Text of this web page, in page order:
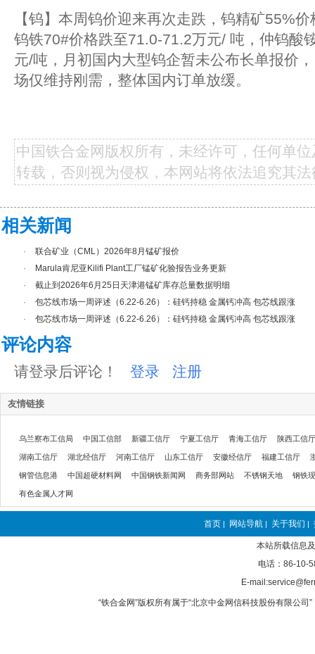
【钨】本周钨价迎来再次走跌，钨精矿55%
钨铁70#价格跌至71.0-71.2万元/ 吨，仲钨酸
元/吨，月初国内大型钨企暂未公布长单报价
场仅维持刚需，整体国内订单放缓。
中国铁合金网版权所有，未经许可，任何单
转载，否则视为侵权，本网站将依法追究其
相关新闻
·
联合矿业（CML）2026年8月锰矿报价
·
Marula肯尼亚Kilifi Plant工厂锰矿化验报告业务更新
·
截止到2026年6月25日天津港锰矿库存总量数据明细
·
包芯线市场一周评述（6.22-6.26）：硅钙持稳 金属钙冲高 包芯线跟涨
·
包芯线市场一周评述（6.22-6.26）：硅钙持稳 金属钙冲高 包芯线跟涨
评论内容
请登录后评论！ 登录 注册
友情链接
乌兰察布工信局 中国工信部 新疆工信厅 宁夏工信厅 青海工信厅 陕西工信厅
湖南工信厅 湖北经信厅 河南工信厅 山东工信厅 安徽经信厅 福建工信厅
钢管信息港 中国超硬材料网 中国钢铁新闻网 商务部网站 不锈钢天地 钢铁
有色金属人才网
首页 | 网站导航 | 关于我们 |
本站所载信息
电话：86-10-
E-
“铁合金网”版权所有属于“北京中金网信科技股份有限公司